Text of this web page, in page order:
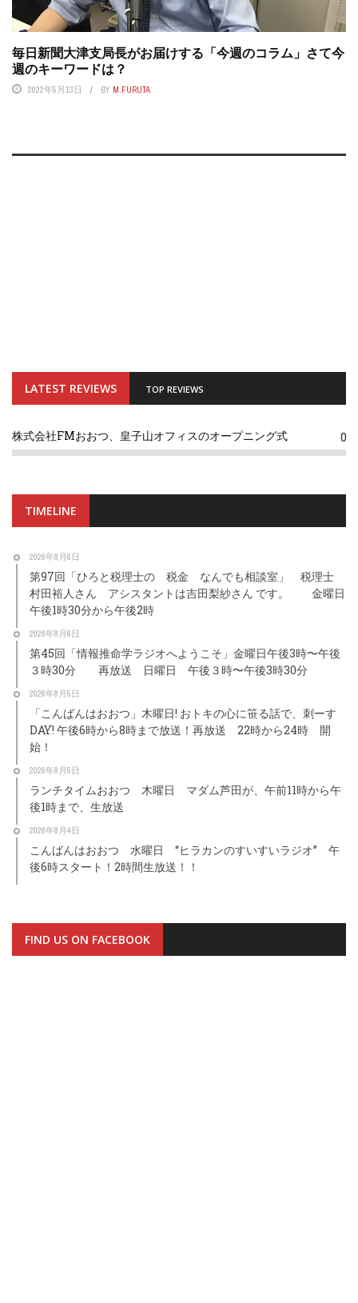
毎日新聞大津支局長がお届けする「今週のコラム」さて今
週のキーワードは？
2022年5月13日 BY M.FURUTA
LATEST REVIEWS TOP REVIEWS
株式会社FMおおつ、皇子山オフィスのオープニング式 0
TIMELINE
2026年8月6日
第97回「ひろと税理士の 税金 なんでも相談室」 税理士
村田裕人さん アシスタントは吉田梨紗さん です。 金曜日
午後1時30分から午後2時
2026年8月6日
第45回「情報推命学ラジオへようこそ」金曜日午後3時〜午後
３時30分 再放送 日曜日 午後３時〜午後3時30分
2026年8月5日
「こんばんはおおつ」木曜日! おトキの心に笹る話で、刺ーす
DAY! 午後6時から8時まで放送！再放送 22時から24時 開
始！
2026年8月5日
ランチタイムおおつ 木曜日 マダム芦田が、午前11時から午
後1時まで、生放送
2026年8月4日
こんばんはおおつ 水曜日 “ヒラカンのすいすいラジオ” 午
後6時スタート！2時間生放送！！
FIND US ON FACEBOOK